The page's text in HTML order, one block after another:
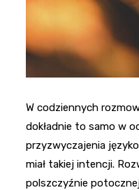
W codziennych
dokładnie to samo w
przyzwyczajenia
miał takiej intencji.
polszczyźnie